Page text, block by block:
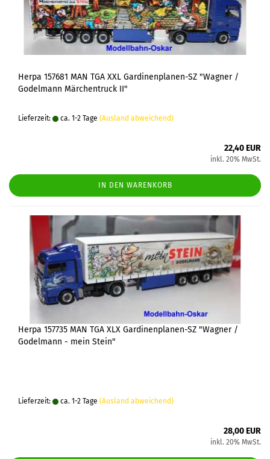
Herpa 157681 MAN TGA XXL Gardinenplanen-SZ "Wagner /
Godelmann Märchentruck II"
Lieferzeit: ca. 1-2 Tage (Ausland abweichend)
22,40 EUR
inkl. 20% MwSt.
IN DEN WARENKORB
Herpa 157735 MAN TGA XLX Gardinenplanen-SZ "Wagner /
Godelmann - mein Stein"
Lieferzeit: ca. 1-2 Tage (Ausland abweichend)
28,00 EUR
inkl. 20% MwSt.